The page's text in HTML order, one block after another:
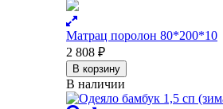
Матрац поролон 80*200*10
2 808 ₽
В корзину
В наличии